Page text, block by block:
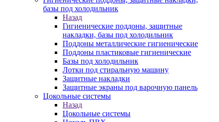
базы под холодильник
Назад
Гигиенические поддоны, защитные
накладки, базы под холодильник
Поддоны металлические гигиенические
Поддоны пластиковые гигиенические
Базы под холодильник
Лотки под стиральную машину
Защитные накладки
Защитные экраны под варочную панель
Цокольные системы
Назад
Цокольные системы